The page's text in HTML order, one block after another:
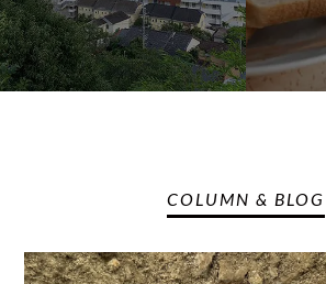
COLUMN & BLOG